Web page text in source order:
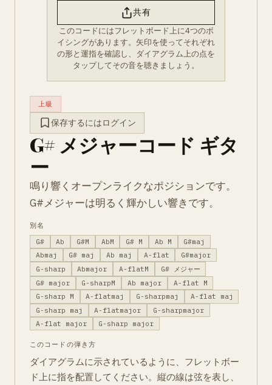
共有
このコードにはフレットボード上に4つのボ
イシングがあります。矢印を使ってそれぞれ
の形と運指を確認し、ダイアグラム上の点を
タップしてその音を聴きましょう。
上級
保存するにはログイン
G# メジャーコード ギタ
ー
鳴り響くオープンライクなポジションです。
G#メジャーは明るく輝かしい響きです。
別名
G#
Ab G#M AbM G# M Ab M
G#maj
Abmaj
G# maj Ab maj A-flat
G#major
G-sharp
Abmajor A-flatM
G# メジャー
G# major
G-sharpM Ab major
A-flat M
G-sharp M
A-flatmaj G-sharpmaj
A-flat maj
G-sharp maj
A-flatmajor
G-sharpmajor
A-flat major
G-sharp major
このコードの弾き方
ダイアグラムに示されているように、フレットボー
ド上に指を配置してください。縦の線は弦を表し、